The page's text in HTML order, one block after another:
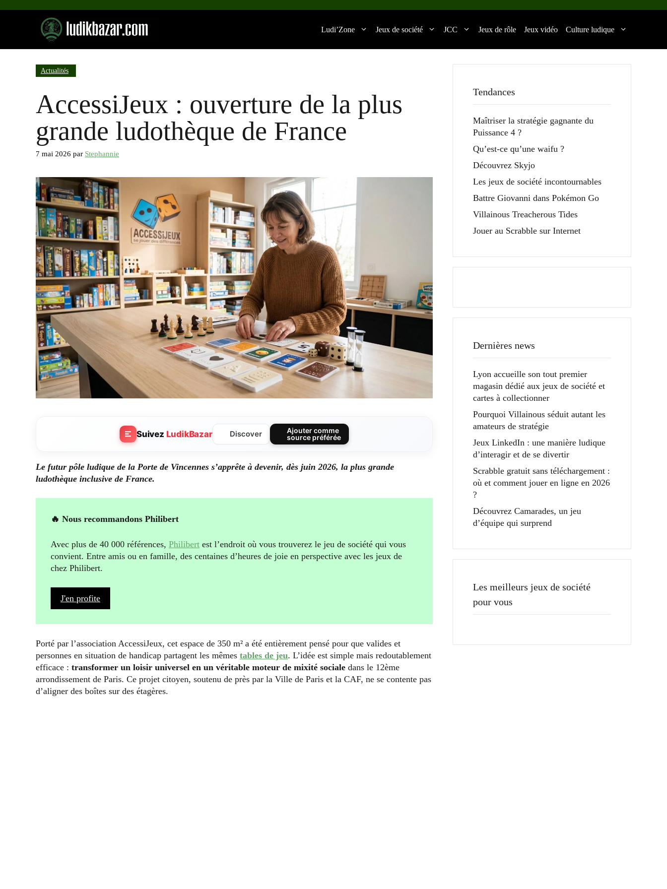
Ludi’Zone Jeux de société JCC Jeux de rôle Jeux vidéo Culture ludique
Actualités
AccessiJeux : ouverture de la plus
grande ludothèque de France
7 mai 2026 par Stephannie
Suivez LudikBazar Discover
Ajouter comme
source préférée
Le futur pôle ludique de la Porte de Vincennes s’apprête à devenir, dès juin 2026, la plus grande
ludothèque inclusive de France.
🔥 Nous recommandons Philibert
Avec plus de 40 000 références, Philibert est l’endroit où vous trouverez le jeu de société qui vous
convient. Entre amis ou en famille, des centaines d’heures de joie en perspective avec les jeux de
chez Philibert.
J'en profite
Porté par l’association AccessiJeux, cet espace de 350 m² a été entièrement pensé pour que valides et
personnes en situation de handicap partagent les mêmes tables de jeu. L’idée est simple mais redoutablement
efficace : transformer un loisir universel en un véritable moteur de mixité sociale dans le 12ème
arrondissement de Paris. Ce projet citoyen, soutenu de près par la Ville de Paris et la CAF, ne se contente pas
d’aligner des boîtes sur des étagères.
Tendances
Maîtriser la stratégie gagnante du
Puissance 4 ?
Qu’est-ce qu’une waifu ?
Découvrez Skyjo
Les jeux de société incontournables
Battre Giovanni dans Pokémon Go
Villainous Treacherous Tides
Jouer au Scrabble sur Internet
Dernières news
Lyon accueille son tout premier
magasin dédié aux jeux de société et
cartes à collectionner
Pourquoi Villainous séduit autant les
amateurs de stratégie
Jeux LinkedIn : une manière ludique
d’interagir et de se divertir
Scrabble gratuit sans téléchargement :
où et comment jouer en ligne en 2026
?
Découvrez Camarades, un jeu
d’équipe qui surprend
Les meilleurs jeux de société
pour vous